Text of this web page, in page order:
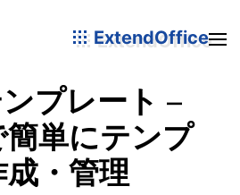
ExtendOffice
プレート –
単にテンプ
・管理